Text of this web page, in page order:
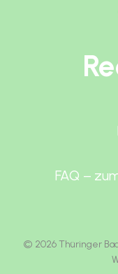
FAQ –
© 2026 Thüringer